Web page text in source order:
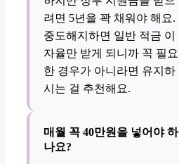
려면 5년을 꽉 채워야 해요.
중도해지하면 일반 적금 이
자율만 받게 되니까 꼭 필요
한 경우가 아니라면 유지하
시는 걸 추천해요.
매월 꼭 40만원을 넣어야 하
나요?